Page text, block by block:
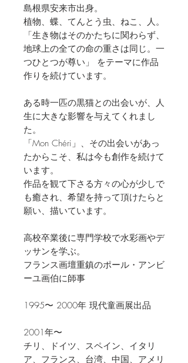
島根県安来市出身。
植物、蝶、てんとう虫、ねこ、人。
「生き物はそのかたちに関わらず、
地球上の全ての命の重さは同じ。一
つひとつが尊い」 をテーマに作品
作りを続けています。
ある時一匹の黒猫との出会いが、人
生に大きな影響を与えてくれまし
た。
「Mon Chéri」、その出会いがあっ
たからこそ、私は今も創作を続けて
います。
作品を観て下さる方々の心が少しで
も癒され、希望を持って頂けたらと
願い、描いています。
高校卒業後に専門学校で水彩画やデ
ッサンを学ぶ。
フランス画壇重鎮のポール・アンビ
ーユ画伯に師事
1995〜 2000年 現代童画展出品
2001年〜
チリ、ドイツ、スペイン、イタリ
ア、フランス、台湾、中国、アメリ